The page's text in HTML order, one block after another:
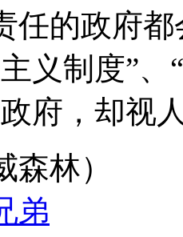
任的政府
义制度”
府，却视
林）
弟